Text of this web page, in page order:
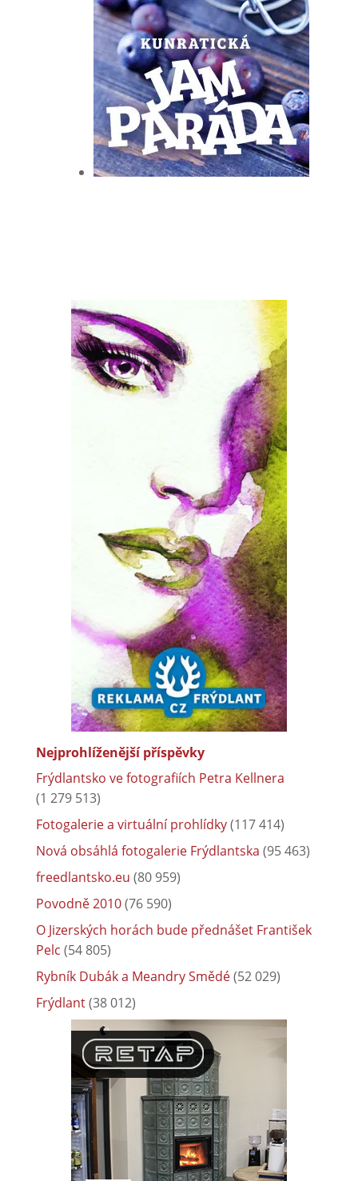
Nejprohlíženější příspěvky
Frýdlantsko ve fotografiích Petra Kellnera
(1 279 513)
Fotogalerie a virtuální prohlídky(117 414)
Nová obsáhlá fotogalerie Frýdlantska (95 463)
freedlantsko.eu (80 959)
Povodně 2010(76 590)
O Jizerských horách bude přednášet František
Pelc (54 805)
Rybník Dubák a Meandry Smědé(52 029)
Frýdlant(38 012)